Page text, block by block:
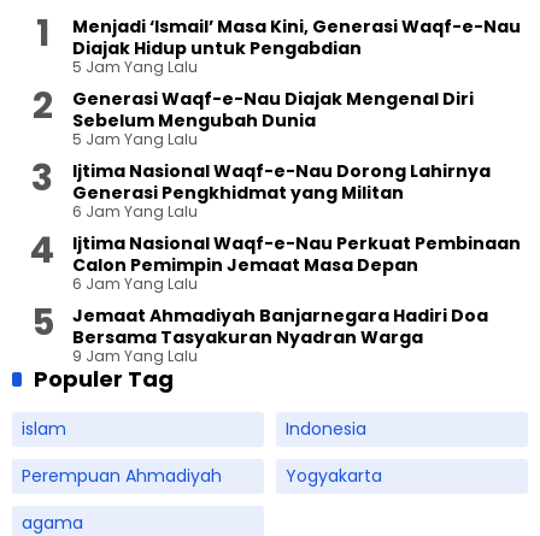
Menjadi ‘Ismail’ Masa Kini, Generasi Waqf-e-Nau
Diajak Hidup untuk Pengabdian
5 Jam Yang Lalu
Generasi Waqf-e-Nau Diajak Mengenal Diri
Sebelum Mengubah Dunia
5 Jam Yang Lalu
Ijtima Nasional Waqf-e-Nau Dorong Lahirnya
Generasi Pengkhidmat yang Militan
6 Jam Yang Lalu
Ijtima Nasional Waqf-e-Nau Perkuat Pembinaan
Calon Pemimpin Jemaat Masa Depan
6 Jam Yang Lalu
Jemaat Ahmadiyah Banjarnegara Hadiri Doa
Bersama Tasyakuran Nyadran Warga
9 Jam Yang Lalu
Populer Tag
islam
Indonesia
Perempuan Ahmadiyah
Yogyakarta
agama